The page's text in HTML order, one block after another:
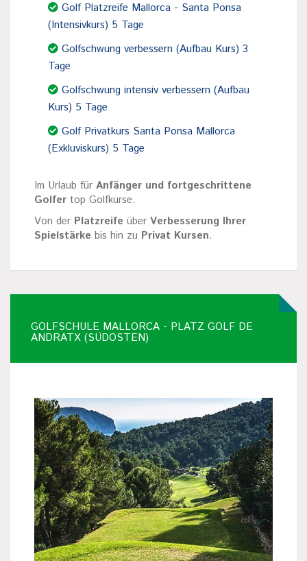
Golf Platzreife Mallorca - Santa Ponsa
(Intensivkurs) 5 Tage
Golfschwung verbessern (Aufbau Kurs) 3
Tage
Golfschwung intensiv verbessern (Aufbau
Kurs) 5 Tage
Golf Privatkurs Santa Ponsa Mallorca
(Exkluviskurs) 5 Tage
Im Urlaub für Anfänger und fortgeschrittene
Golfer top Golfkurse.
Von der Platzreife über Verbesserung Ihrer
Spielstärke bis hin zu Privat Kursen.
GOLFSCHULE MALLORCA - PLATZ GOLF DE
ANDRATX (SÜDOSTEN)